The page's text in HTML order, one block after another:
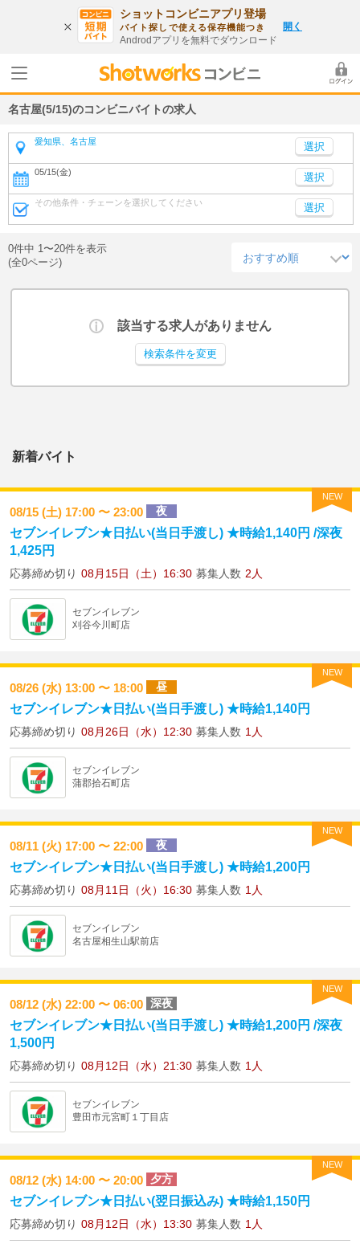
ショットコンビニアプリ登場
バイト探しで使える保存機能つき
Androdアプリを無料でダウンロード
開く
名古屋(5/15)のコンビニバイトの求人
愛知県、名古屋
05/15(金) 選択
その他条件・チェーンを選択してください 選択
0件中 1〜20件を表示
(全0ページ)
該当する求人がありません
検索条件を変更
新着バイト
NEW
08/15 (土) 17:00 〜 23:00 夜
セブンイレブン★日払い(当日手渡し) ★時給1,140円 /深夜
1,425円
応募締め切り 08月15日（土）16:30 募集人数 2人
セブンイレブン
刈谷今川町店
NEW
08/26 (水) 13:00 〜 18:00 昼
セブンイレブン★日払い(当日手渡し) ★時給1,140円
応募締め切り 08月26日（水）12:30 募集人数 1人
セブンイレブン
蒲郡拾石町店
NEW
08/11 (火) 17:00 〜 22:00 夜
セブンイレブン★日払い(当日手渡し) ★時給1,200円
応募締め切り 08月11日（火）16:30 募集人数 1人
セブンイレブン
名古屋相生山駅前店
NEW
08/12 (水) 22:00 〜 06:00 深夜
セブンイレブン★日払い(当日手渡し) ★時給1,200円 /深夜
1,500円
応募締め切り 08月12日（水）21:30 募集人数 1人
セブンイレブン
豊田市元宮町１丁目店
NEW
08/12 (水) 14:00 〜 20:00 夕方
セブンイレブン★日払い(翌日振込み) ★時給1,150円
応募締め切り 08月12日（水）13:30 募集人数 1人